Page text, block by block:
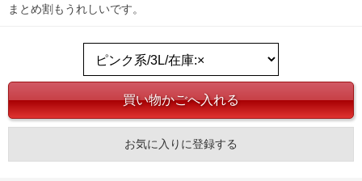
まとめ割もうれしいです。
お気に入りに登録する